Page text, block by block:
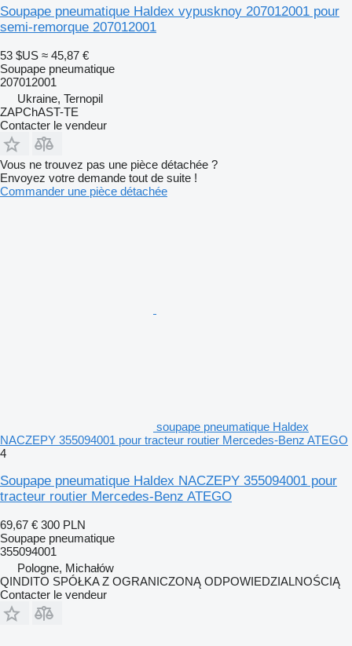
Soupape pneumatique Haldex vypusknoy 207012001 pour
semi-remorque 207012001
53 $US ≈ 45,87 €
Soupape pneumatique
207012001
Ukraine, Ternopil
ZAPChAST-TE
Contacter le vendeur
Vous ne trouvez pas une pièce détachée ?
Envoyez votre demande tout de suite !
Commander une pièce détachée
soupape pneumatique Haldex
NACZEPY 355094001 pour tracteur routier Mercedes-Benz ATEGO
4
Soupape pneumatique Haldex NACZEPY 355094001 pour
tracteur routier Mercedes-Benz ATEGO
69,67 € 300 PLN
Soupape pneumatique
355094001
Pologne, Michałów
QINDITO SPÓŁKA Z OGRANICZONĄ ODPOWIEDZIALNOŚCIĄ
Contacter le vendeur